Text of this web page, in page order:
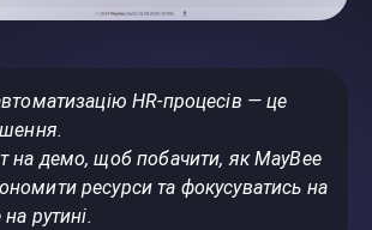
HR-процесів — це
на демо, щоб побачити, як MayBee
ресурси та фокусуватись на
рутині.